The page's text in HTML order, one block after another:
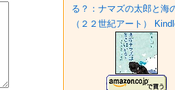
る？：ナマズの太郎と海
（２２世紀アート）